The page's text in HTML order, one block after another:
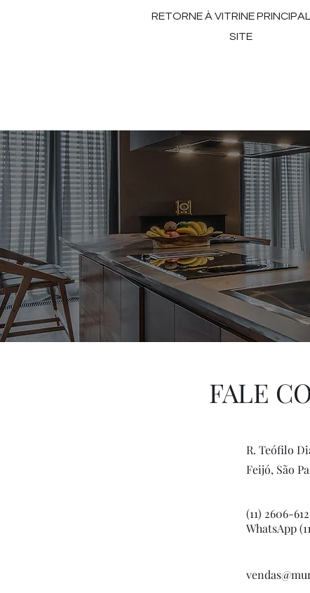
RETORNE À VITRINE
SITE
FALE
R. Teófilo
Feijó, São
(11) 2606-
WhatsApp